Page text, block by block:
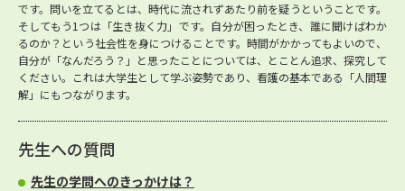
です。問いを立てるとは、時代に流されずあたり前を疑うということです。
そしてもう1つは「生き抜く力」です。自分が困ったとき、誰に聞けばわか
るのか？という社会性を身につけることです。時間がかかってもよいので、
自分が「なんだろう？」と思ったことについては、とことん追求、探究して
ください。これは大学生として学ぶ姿勢であり、看護の基本である「人間理
解」にもつながります。
先生への質問
先生の学問へのきっかけは？